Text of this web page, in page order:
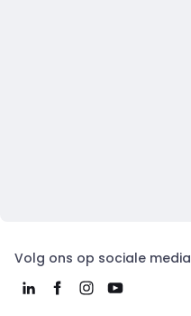
Volg ons op sociale media